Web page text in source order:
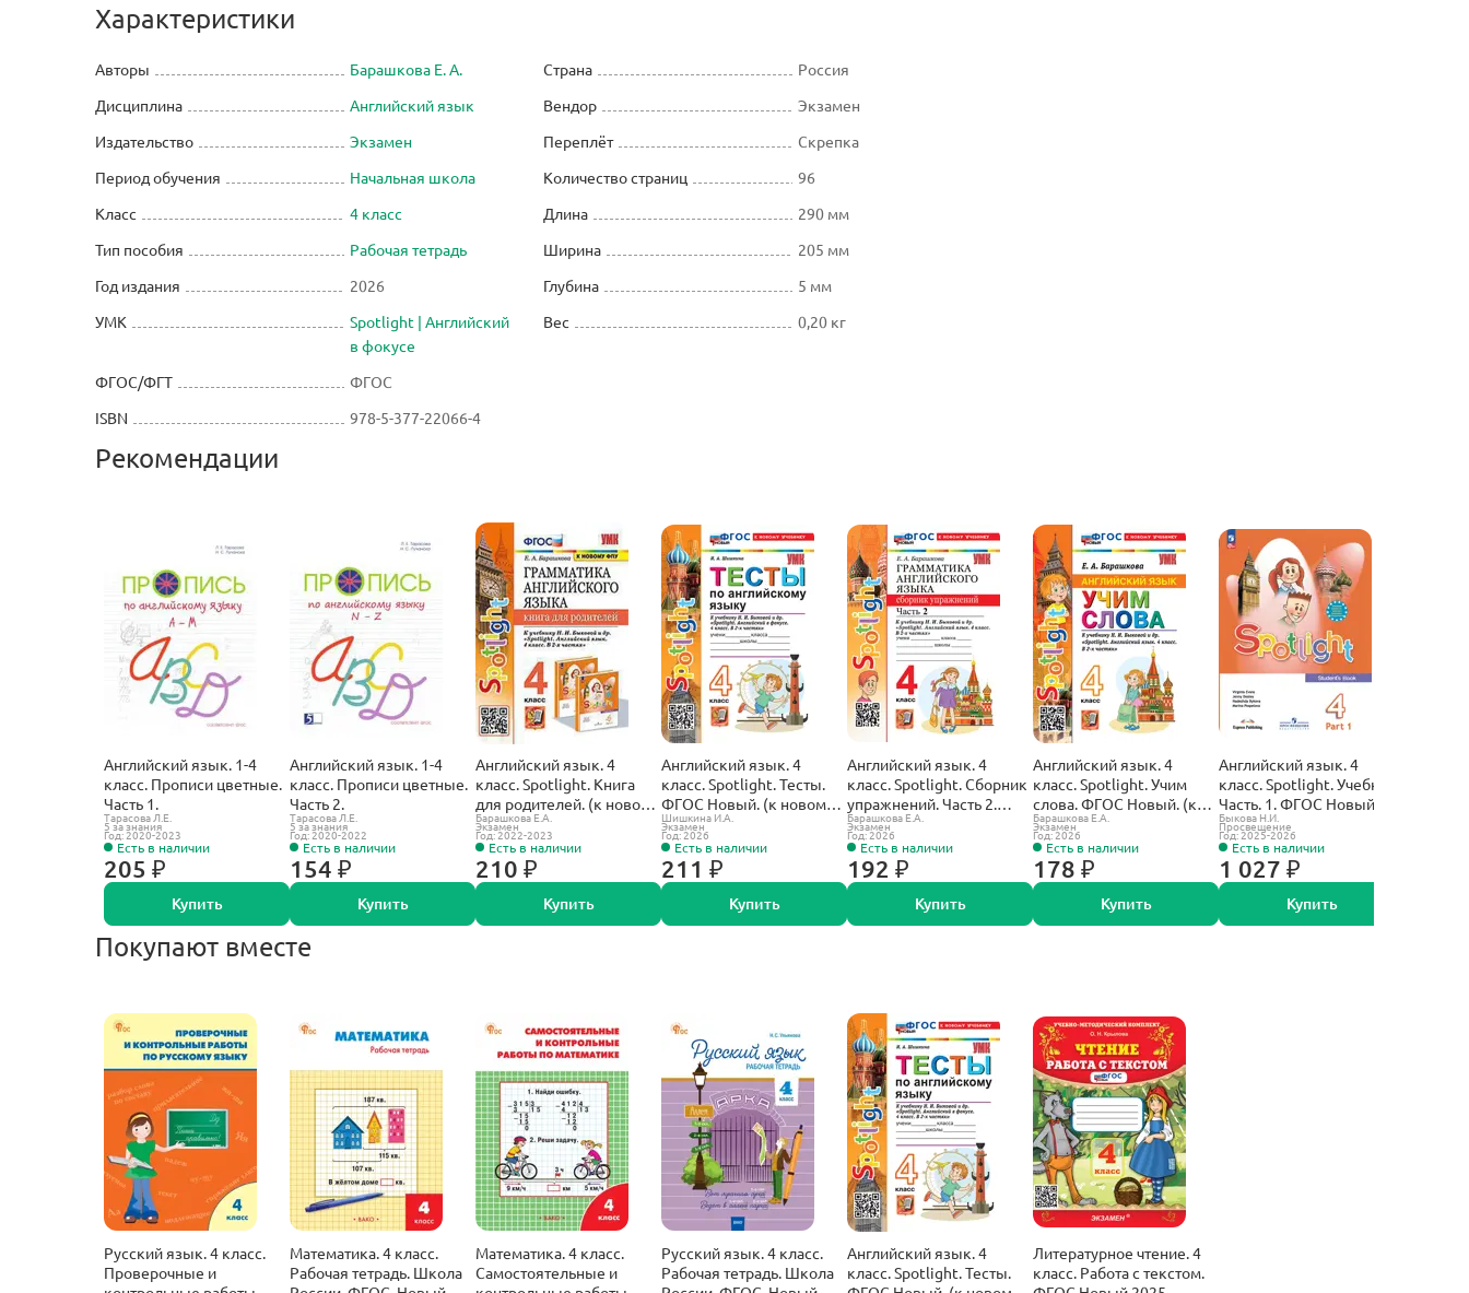
Характеристики
Авторы
Барашкова Е. А.
Дисциплина
Английский язык
Издательство
Экзамен
Период обучения
Начальная школа
Класс
4 класс
Тип пособия
Рабочая тетрадь
Год издания
2026
УМК
Spotlight | Английский
в фокусе
ФГОС/ФГТ
ФГОС
ISBN
978-5-377-22066-4
Страна
Россия
Вендор
Экзамен
Переплёт
Скрепка
Количество страниц
96
Длина
290 мм
Ширина
205 мм
Глубина
5 мм
Вес
0,20 кг
Рекомендации
Английский язык. 1-4
класс. Прописи цветные.
Часть 1.
Тарасова Л.Е.
5 за знания
Год: 2020-2023
Есть в наличии
205 ₽
Купить
Английский язык. 1-4
класс. Прописи цветные.
Часть 2.
Тарасова Л.Е.
5 за знания
Год: 2020-2022
Есть в наличии
154 ₽
Купить
Английский язык. 4
класс. Spotlight. Книга
для родителей. (к новому
ФПУ).
Барашкова Е.А.
Экзамен
Год: 2022-2023
Есть в наличии
210 ₽
Купить
Английский язык. 4
класс. Spotlight. Тесты.
ФГОС Новый. (к новому
учебнику).
Шишкина И.А.
Экзамен
Год: 2026
Есть в наличии
211 ₽
Купить
Английский язык. 4
класс. Spotlight. Сборник
упражнений. Часть 2.
ФГОС Новый. (к новому
учебнику).
Барашкова Е.А.
Экзамен
Год: 2026
Есть в наличии
192 ₽
Купить
Английский язык. 4
класс. Spotlight. Учим
слова. ФГОС Новый. (к
новому учебнику).
Барашкова Е.А.
Экзамен
Год: 2026
Есть в наличии
178 ₽
Купить
Английский язык. 4
класс. Spotlight. Учебник.
Часть. 1. ФГОС Новый.
Быкова Н.И.
Просвещение
Год: 2025-2026
Есть в наличии
1 027 ₽
Купить
Покупают вместе
Русский язык. 4 класс.
Проверочные и
Математика. 4 класс.
Рабочая тетрадь. Школа
Математика. 4 класс.
Самостоятельные и
Русский язык. 4 класс.
Рабочая тетрадь. Школа
Английский язык. 4
класс. Spotlight. Тесты.
Литературное чтение. 4
класс. Работа с текстом.